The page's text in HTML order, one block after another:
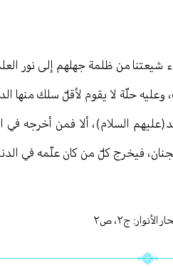
من ظلمة جهلهم إلى نور
حلّة لا يقوم لأقلّ سلك منها
السلام)، ألا فمن أخرجه في
فيخرج كلّ من كان علّمه في
الأنوار: ج٢، ص٢